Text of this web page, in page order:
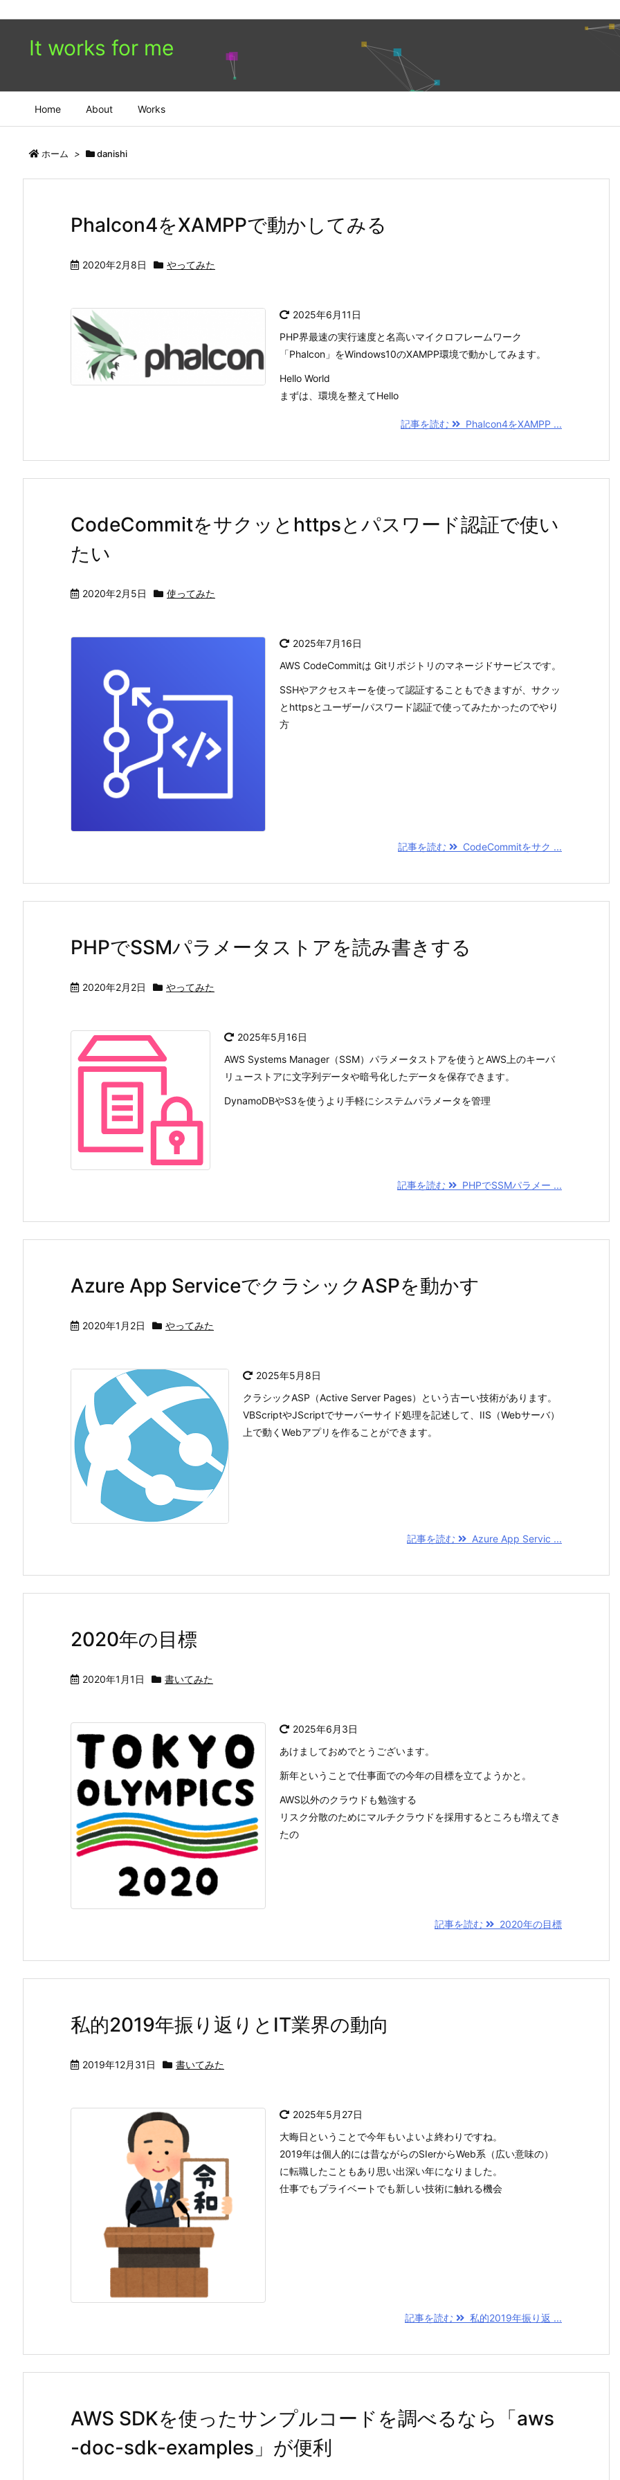
It works for me
Home About Works
ホーム > danishi
Phalcon4をXAMPPで動かしてみる
2020年2月8日 やってみた
2025年6月11日
PHP界最速の実行速度と名高いマイクロフレームワーク
「Phalcon」をWindows10のXAMPP環境で動かしてみます。
Hello World
まずは、環境を整えてHello
記事を読む Phalcon4をXAMPP ...
CodeCommitをサクッとhttpsとパスワード認証で使い
たい
2020年2月5日 使ってみた
2025年7月16日
AWS CodeCommitは Gitリポジトリのマネージドサービスです。
SSHやアクセスキーを使って認証することもできますが、サクッ
とhttpsとユーザー/パスワード認証で使ってみたかったのでやり
方
記事を読む CodeCommitをサク ...
PHPでSSMパラメータストアを読み書きする
2020年2月2日 やってみた
2025年5月16日
AWS Systems Manager（SSM）パラメータストアを使うとAWS上のキーバ
リューストアに文字列データや暗号化したデータを保存できます。
DynamoDBやS3を使うより手軽にシステムパラメータを管理
記事を読む PHPでSSMパラメー ...
Azure App ServiceでクラシックASPを動かす
2020年1月2日 やってみた
2025年5月8日
クラシックASP（Active Server Pages）という古ーい技術があります。
VBScriptやJScriptでサーバーサイド処理を記述して、IIS（Webサーバ）
上で動くWebアプリを作ることができます。
記事を読む Azure App Servic ...
2020年の目標
2020年1月1日 書いてみた
2025年6月3日
あけましておめでとうございます。
新年ということで仕事面での今年の目標を立てようかと。
AWS以外のクラウドも勉強する
リスク分散のためにマルチクラウドを採用するところも増えてき
たの
記事を読む 2020年の目標
私的2019年振り返りとIT業界の動向
2019年12月31日 書いてみた
2025年5月27日
大晦日ということで今年もいよいよ終わりですね。
2019年は個人的には昔ながらのSIerからWeb系（広い意味の）
に転職したこともあり思い出深い年になりました。
仕事でもプライベートでも新しい技術に触れる機会
記事を読む 私的2019年振り返 ...
AWS SDKを使ったサンプルコードを調べるなら「aws
-doc-sdk-examples」が便利